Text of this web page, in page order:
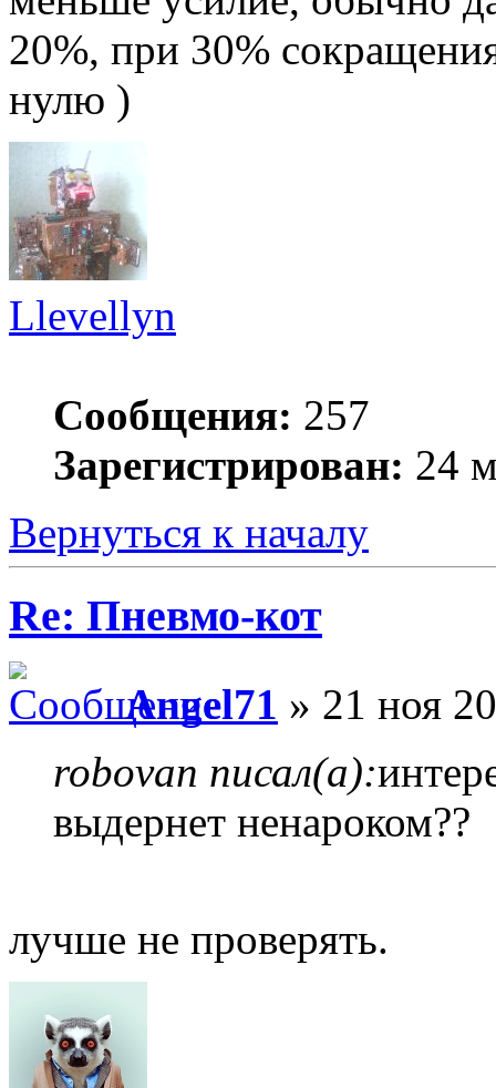
20%, при 30%
нулю )
Llevellyn
Сообщения: 257
Зарегистрирован: 24
Вернуться к началу
Re: Пневмо-кот
Angel71 » 21 ноя
robovan писал(а):
выдернет ненароком??
лучше не проверять.